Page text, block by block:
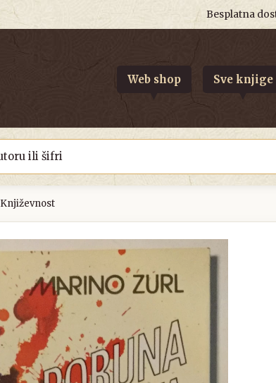
Besplatna
Web shop Sve knjige
Književnost